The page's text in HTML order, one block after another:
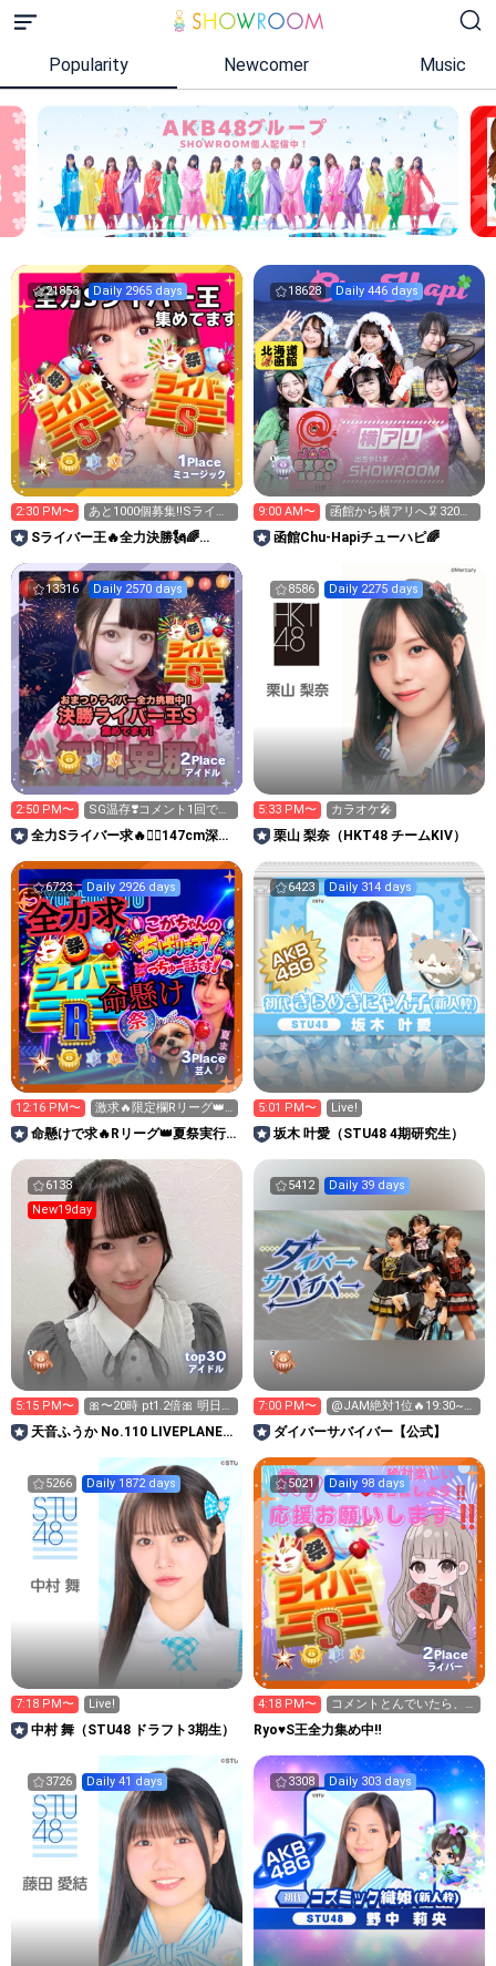
Popularity Newcomer Music
21853 Daily 2965 days
1 Place
ミュージック
2:30 PM〜
あと1000個募集‼️Sライバ
ー王👑投げれます！
Sライバー王🔥全力決勝🗽🌈
18628 Daily 446 days
9:00 AM〜
函館から横アリへ🦑320万
pt目標！キラ星求！
函館Chu-Hapiチューハピ🌈
13316 Daily 2570 days
2Place
アイドル
2:50 PM〜
SG温存❣️コメント1回で無
料の S求🧡
全力Sライバー求🔥❤️‍🔥147cm深川
8586 Daily 2275 days
5:33 PM〜 カラオケ🎤
栗山 梨奈（HKT48 チームKIV）
6723 Daily 2926 days
3Place
芸人
12:16 PM〜
激求🔥限定欄Rリーグ👑0
時～枠に来れる方ギフト
温存
命懸けで求🔥Rリーグ👑夏祭実行
6423 Daily 314 days
5:01 PM〜 Live!
坂木 叶愛（STU48 4期研究生）
6138
New19day
top30
アイドル
5:15 PM〜
🎀〜20時 pt1.2倍🎀 明日8
時〜やります🍀
天音ふうか No.110 LIVEPLANET
5412 Daily 39 days
7:00 PM〜
@JAM絶対1位🔥19:30~ｽ
ﾀﾗｼﾞやる気ご飯
‪ダイバーサバイバー【公式】
5266 Daily 1872 days
7:18 PM〜 Live!
中村 舞（STU48 ドラフト3期生）
5021 Daily 98 days
2Place
ライバー
4:18 PM〜
コメントとんでいたら、
みんなごめんね
Ryo♥️S王全力集め中‼️
3726 Daily 41 days 3308 Daily 303 days